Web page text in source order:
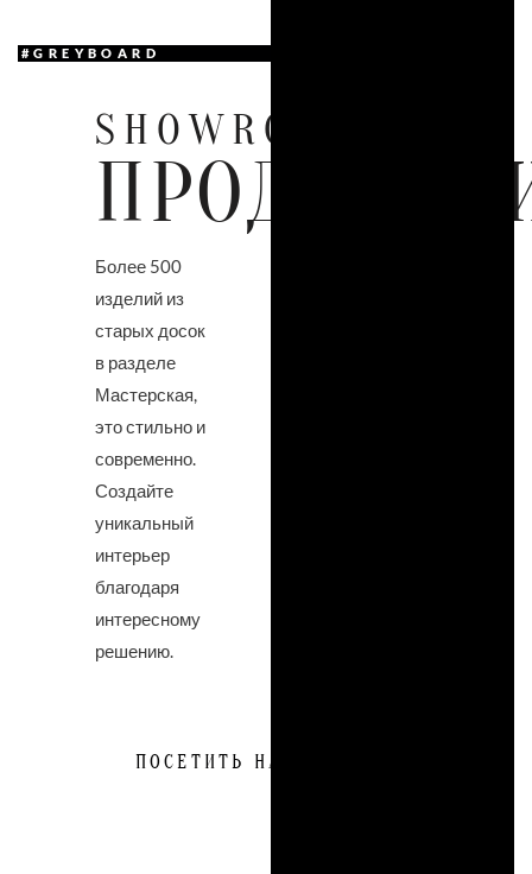
#GREYBOARD
SHOWROOM
Более 500
изделий из
старых досок
в разделе
Мастерская,
это стильно и
современно.
Создайте
уникальный
интерьер
благодаря
интересному
решению.
ПОСЕТИТЬ НАС